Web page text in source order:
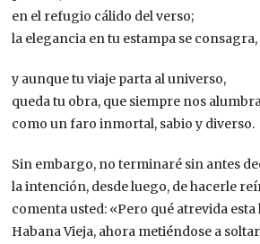
en el refugio cálido del verso;
la elegancia en tu estampa se consagra,
y aunque tu viaje parta al universo,
queda tu obra, que siempre nos
como un faro inmortal, sabio y diverso.
Sin embargo, no terminaré sin antes
la intención, desde luego, de hacerle
comenta usted: «Pero qué atrevida
Habana Vieja, ahora metiéndose a